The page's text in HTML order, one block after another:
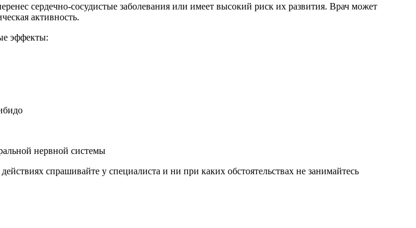
сердечно-сосудистые заболевания или имеет высокий риск их развития. Врач может
активность.
эффекты:
нервной системы
спрашивайте у специалиста и ни при каких обстоятельствах не занимайтесь